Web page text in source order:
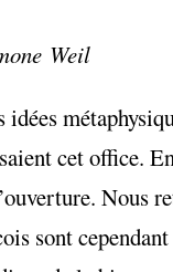
Weil
cet office.
Nous
sont